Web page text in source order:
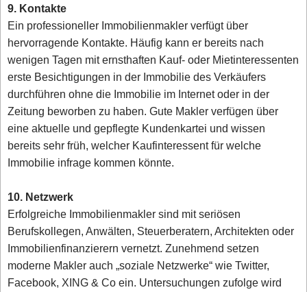
9. Kontakte
Ein professioneller Immobilienmakler verfügt über
hervorragende Kontakte. Häufig kann er bereits nach
wenigen Tagen mit ernsthaften Kauf- oder Mietinteressenten
erste Besichtigungen in der Immobilie des Verkäufers
durchführen ohne die Immobilie im Internet oder in der
Zeitung beworben zu haben. Gute Makler verfügen über
eine aktuelle und gepflegte Kundenkartei und wissen
bereits sehr früh, welcher Kaufinteressent für welche
Immobilie infrage kommen könnte.
10. Netzwerk
Erfolgreiche Immobilienmakler sind mit seriösen
Berufskollegen, Anwälten, Steuerberatern, Architekten oder
Immobilienfinanzierern vernetzt. Zunehmend setzen
moderne Makler auch „soziale Netzwerke“ wie Twitter,
Facebook, XING & Co ein. Untersuchungen zufolge wird